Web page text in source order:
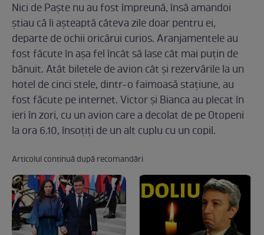
Nici de Paşte nu au fost împreună, însă amandoi
ştiau că îi aşteaptă câteva zile doar pentru ei,
departe de ochii oricărui curios. Aranjamentele au
fost făcute în aşa fel încât să lase cât mai puţin de
bănuit. Atât biletele de avion cât şi rezervările la un
hotel de cinci stele, dintr-o faimoasă staţiune, au
fost făcute pe internet. Victor şi Bianca au plecat în
ieri în zori, cu un avion care a decolat de pe Otopeni
la ora 6.10, însoţiţi de un alt cuplu cu un copil.
Articolul continuă după recomandări